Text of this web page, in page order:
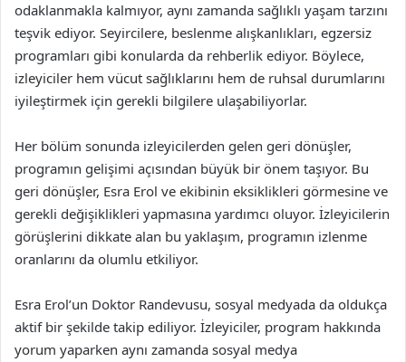
odaklanmakla kalmıyor, aynı zamanda sağlıklı yaşam tarzını
teşvik ediyor. Seyircilere, beslenme alışkanlıkları, egzersiz
programları gibi konularda da rehberlik ediyor. Böylece,
izleyiciler hem vücut sağlıklarını hem de ruhsal durumlarını
iyileştirmek için gerekli bilgilere ulaşabiliyorlar.
Her bölüm sonunda izleyicilerden gelen geri dönüşler,
programın gelişimi açısından büyük bir önem taşıyor. Bu
geri dönüşler, Esra Erol ve ekibinin eksiklikleri görmesine ve
gerekli değişiklikleri yapmasına yardımcı oluyor. İzleyicilerin
görüşlerini dikkate alan bu yaklaşım, programın izlenme
oranlarını da olumlu etkiliyor.
Esra Erol’un Doktor Randevusu, sosyal medyada da oldukça
aktif bir şekilde takip ediliyor. İzleyiciler, program hakkında
yorum yaparken aynı zamanda sosyal medya